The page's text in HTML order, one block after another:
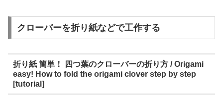
クローバーを折り紙などで工作する
折り紙 簡単！ 四つ葉のクローバーの折り方 / Origami
easy! How to fold the origami clover step by step
[tutorial]